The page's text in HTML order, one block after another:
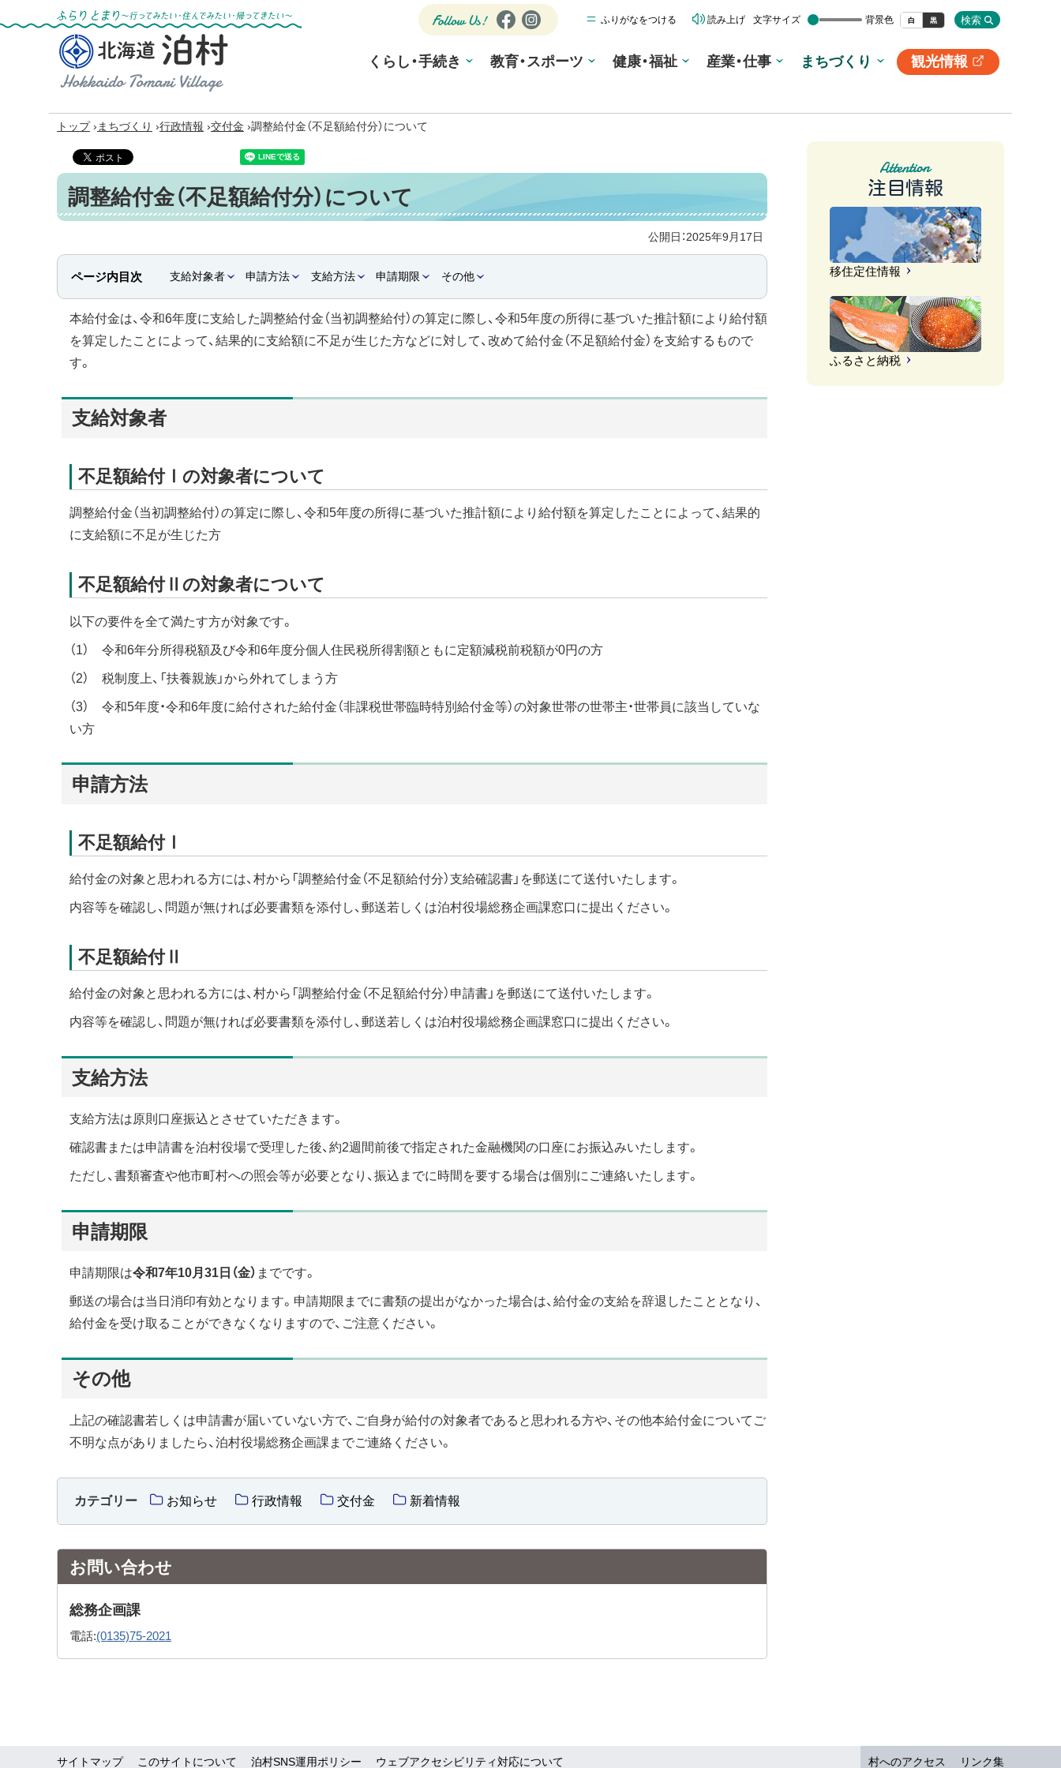
ふらりとまり～行ってみたい・住んでみた
い・帰ってきたい～
Village
公式SNS
Follow
Us!
Fa
bo
ok
Ins
ra
ふりがなをつける 読み上げ 文字サイズ 背景色 白 黒 検索
くらし・手続き 教育・スポーツ 健康・福祉 産業・仕事 まちづくり
観光情報
別
ト
トップ › まちづくり ›行政情報 ›交付金 ›調整給付金（不足額給付分）について
調整給付金（不足額給付分）について
公開日：2025年9月17日
ページ内目次 支給対象者 申請方法 支給方法 申請期限 その他
本給付金は、令和6年度に支給した調整給付金（当初調整給付）の算定に際し、令和5年度の所得に基づいた推計額により給付額
を算定したことによって、結果的に支給額に不足が生じた方などに対して、改めて給付金（不足額給付金）を支給するもので
す。
支給対象者
不足額給付Ⅰの対象者について
調整給付金（当初調整給付）の算定に際し、令和5年度の所得に基づいた推計額により給付額を算定したことによって、結果的
に支給額に不足が生じた方
不足額給付Ⅱの対象者について
以下の要件を全て満たす方が対象です。
（1） 令和6年分所得税額及び令和6年度分個人住民税所得割額ともに定額減税前税額が0円の方
（2） 税制度上、「扶養親族」から外れてしまう方
（3） 令和5年度・令和6年度に給付された給付金（非課税世帯臨時特別給付金等）の対象世帯の世帯主・世帯員に該当していな
い方
申請方法
不足額給付Ⅰ
給付金の対象と思われる方には、村から「調整給付金（不足額給付分）支給確認書」を郵送にて送付いたします。
内容等を確認し、問題が無ければ必要書類を添付し、郵送若しくは泊村役場総務企画課窓口に提出ください。
不足額給付Ⅱ
給付金の対象と思われる方には、村から「調整給付金（不足額給付分）申請書」を郵送にて送付いたします。
内容等を確認し、問題が無ければ必要書類を添付し、郵送若しくは泊村役場総務企画課窓口に提出ください。
支給方法
支給方法は原則口座振込とさせていただきます。
確認書または申請書を泊村役場で受理した後、約2週間前後で指定された金融機関の口座にお振込みいたします。
ただし、書類審査や他市町村への照会等が必要となり、振込までに時間を要する場合は個別にご連絡いたします。
申請期限
申請期限は令和7年10月31日（金） までです。
郵送の場合は当日消印有効となります。申請期限までに書類の提出がなかった場合は、給付金の支給を辞退したこととなり、
給付金を受け取ることができなくなりますので、ご注意ください。
その他
上記の確認書若しくは申請書が届いていない方で、ご自身が給付の対象者であると思われる方や、その他本給付金についてご
不明な点がありましたら、泊村役場総務企画課までご連絡ください。
カテゴリー お知らせ 行政情報 交付金 新着情報
お問い合わせ
総務企画課
電話:(0135)75-2021
注目情報
移住定住情報
ふるさと納税
サイトマップ このサイトについて 泊村SNS運用ポリシー ウェブアクセシビリティ対応について 村へのアクセス リンク集